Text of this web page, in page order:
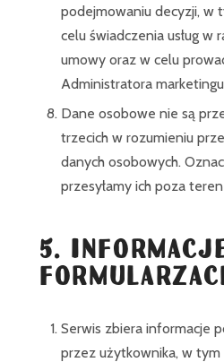
podejmowaniu decyzji, w
celu świadczenia usług w
umowy oraz w celu
Administratora
Dane osobowe nie są
trzecich w rozumieniu
danych osobowych.
przesyłamy ich poza
5.
Serwis zbiera informacje
przez użytkownika, w